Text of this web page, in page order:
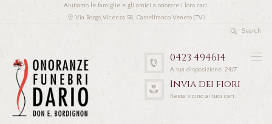
Aiutiamo le famiglie e gli amici a onorare i loro cari.
Via Borgo Vicenza 58, Castelfranco Veneto (TV)
0423 494614
A tua disposizione. 24/7
Invia dei fiori
Resta vicino ai tuoi cari.